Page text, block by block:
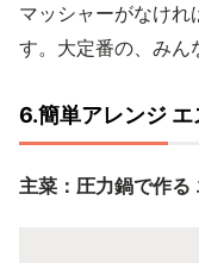
マッシャーがなけれ
す。大定番の、みん
6.簡単アレンジ
主菜：圧力鍋で作る